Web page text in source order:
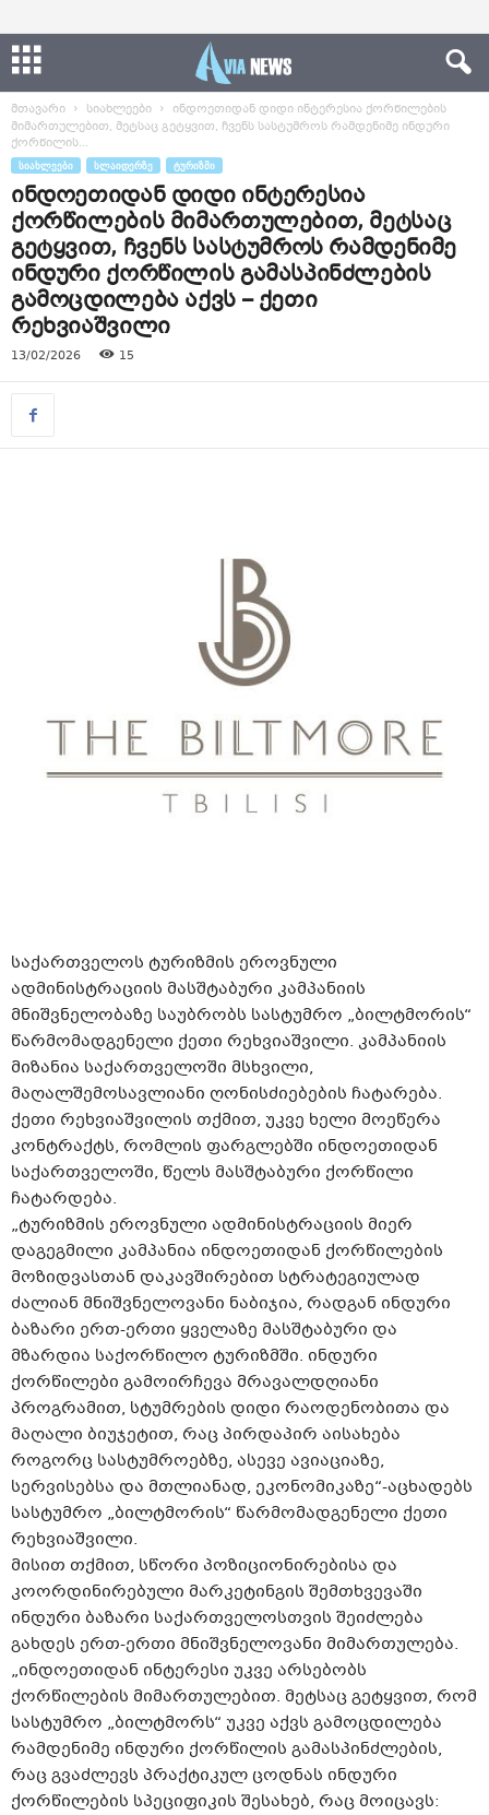
მთავარი სიახლეები
ინდოეთიდან დიდი ინტერესია ქორწილების
მიმართულებით, მეტსაც გეტყვით, ჩვენს სასტუმროს რამდენიმე ინდური
ქორწილის...
ᲡᲘᲐᲮᲚᲔᲔᲑᲘ ᲡᲚᲐᲘᲓᲔᲠᲖᲔ ᲢᲣᲠᲘᲖᲛᲘ
ინდოეთიდან დიდი ინტერესია
ქორწილების მიმართულებით, მეტსაც
გეტყვით, ჩვენს სასტუმროს რამდენიმე
ინდური ქორწილის გამასპინძლების
გამოცდილება აქვს – ქეთი
რეხვიაშვილი
13/02/2026 15
საქართველოს ტურიზმის ეროვნული
ადმინისტრაციის მასშტაბური კამპანიის
მნიშვნელობაზე საუბრობს სასტუმრო „ბილტმორის“
წარმომადგენელი ქეთი რეხვიაშვილი. კამპანიის
მიზანია საქართველოში მსხვილი,
მაღალშემოსავლიანი ღონისძიებების ჩატარება.
ქეთი რეხვიაშვილის თქმით, უკვე ხელი მოეწერა
კონტრაქტს, რომლის ფარგლებში ინდოეთიდან
საქართველოში, წელს მასშტაბური ქორწილი
ჩატარდება.
„ტურიზმის ეროვნული ადმინისტრაციის მიერ
დაგეგმილი კამპანია ინდოეთიდან ქორწილების
მოზიდვასთან დაკავშირებით სტრატეგიულად
ძალიან მნიშვნელოვანი ნაბიჯია, რადგან ინდური
ბაზარი ერთ-ერთი ყველაზე მასშტაბური და
მზარდია საქორწილო ტურიზმში. ინდური
ქორწილები გამოირჩევა მრავალდღიანი
პროგრამით, სტუმრების დიდი რაოდენობითა და
მაღალი ბიუჯეტით, რაც პირდაპირ აისახება
როგორც სასტუმროებზე, ასევე ავიაციაზე,
სერვისებსა და მთლიანად, ეკონომიკაზე“-აცხადებს
სასტუმრო „ბილტმორის“ წარმომადგენელი ქეთი
რეხვიაშვილი.
მისით თქმით, სწორი პოზიციონირებისა და
კოორდინირებული მარკეტინგის შემთხვევაში
ინდური ბაზარი საქართველოსთვის შეიძლება
გახდეს ერთ-ერთი მნიშვნელოვანი მიმართულება.
„ინდოეთიდან ინტერესი უკვე არსებობს
ქორწილების მიმართულებით. მეტსაც გეტყვით, რომ
სასტუმრო „ბილტმორს“ უკვე აქვს გამოცდილება
რამდენიმე ინდური ქორწილის გამასპინძლების,
რაც გვაძლევს პრაქტიკულ ცოდნას ინდური
ქორწილების სპეციფიკის შესახებ, რაც მოიცავს: